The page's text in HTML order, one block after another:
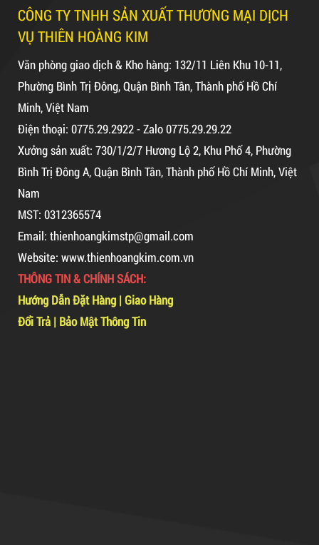
Hot
Dây Rút Nhựa Trắng Và Đen 10cm, 3*100
5,000 VNĐ 5,200 VNĐ
Dây rút nhựa trắng và đen 15cm,
4*150
10,000 VNĐ
Combo 60 cây băng keo trong
200Y 1.8kg
63,000 VNĐ65,000 VNĐ
Dây rút nhựa trắng và đen 10cm,
3*100
CÔNG TY TNHH SẢN XUẤT THƯƠNG MẠI DỊCH
VỤ THIÊN HOÀNG KIM
Văn phòng giao dịch & Kho hàng: 132/11 Liên Khu 10-11,
Phường Bình Trị Đông, Quận Bình Tân, Thành phố Hồ Chí
Minh, Việt Nam
Điện thoại: 0775.29.2922 - Zalo 0775.29.29.22
Xưởng sản xuất: 730/1/2/7 Hương Lộ 2, Khu Phố 4, Phường
Bình Trị Đông A, Quận Bình Tân, Thành phố Hồ Chí Minh, Việt
Nam
MST: 0312365574
Email: thienhoangkimstp@gmail.com
Website: www.thienhoangkim.com.vn
THÔNG TIN & CHÍNH SÁCH:
Hướng Dẫn Đặt Hàng | Giao Hàng
Đổi Trả | Bảo Mật Thông Tin